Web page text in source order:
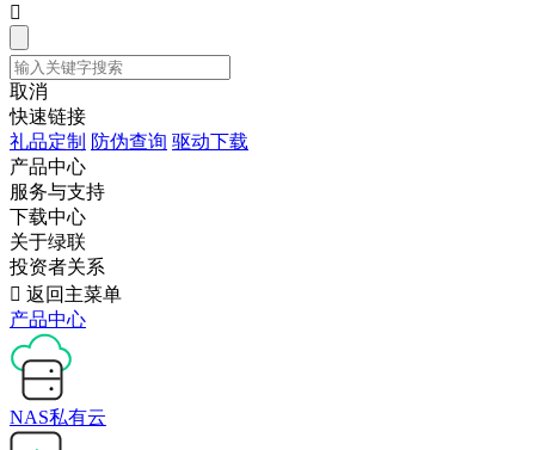

取消
快速链接
礼品定制 防伪查询 驱动下载
产品中心
服务与支持
下载中心
关于绿联
投资者关系
 返回主菜单
产品中心
NAS私有云